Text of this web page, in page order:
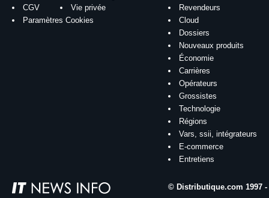
CGV
Vie privée
Paramètres Cookies
Revendeurs
Cloud
Dossiers
Nouveaux produits
Économie
Carrières
Opérateurs
Grossistes
Technologie
Régions
Vars, ssii, intégrateurs
E-commerce
Entretiens
© Distributique.com 1997 -